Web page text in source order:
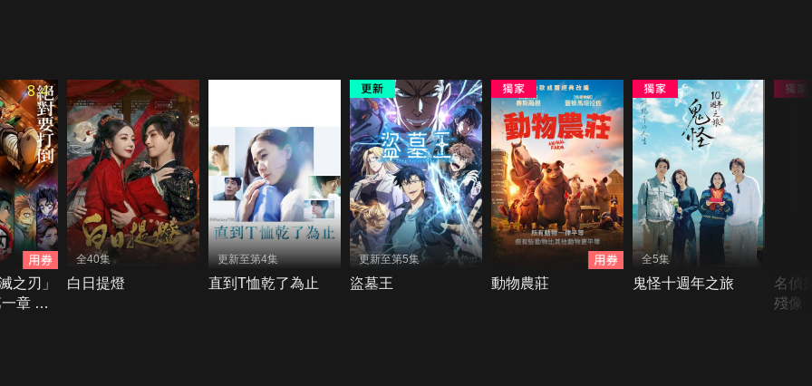
8.4
之刃」
章 猗
全40集
白日提燈
更新至第4集
直到T恤乾了為止
更新至第5集
盜墓王 動物農莊
全5集
鬼怪十週年之旅
名偵
殘像